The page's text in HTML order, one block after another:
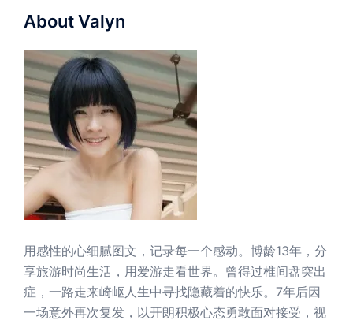
About Valyn
用感性的心细腻图文，记录每一个感动。博龄13年，分
享旅游时尚生活，用爱游走看世界。曾得过椎间盘突出
症，一路走来崎岖人生中寻找隐藏着的快乐。7年后因
一场意外再次复发，以开朗积极心态勇敢面对接受，视